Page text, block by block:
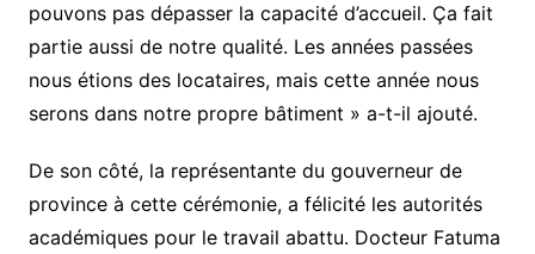
pouvons pas dépasser la capacité d’accueil. Ça fait
partie aussi de notre qualité. Les années passées
nous étions des locataires, mais cette année nous
serons dans notre propre bâtiment » a-t-il ajouté.
De son côté, la représentante du gouverneur de
province à cette cérémonie, a félicité les autorités
académiques pour le travail abattu. Docteur Fatuma